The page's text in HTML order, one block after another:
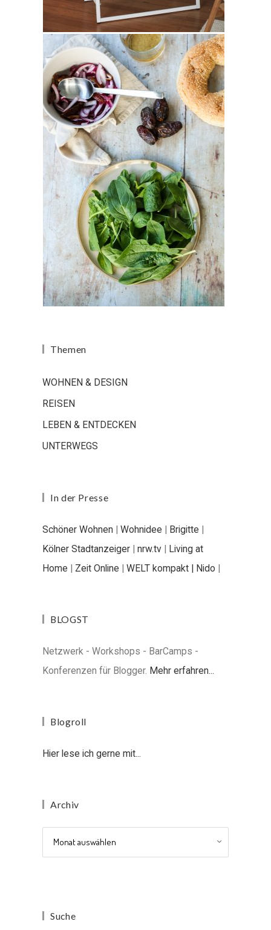
Themen
WOHNEN & DESIGN
REISEN
LEBEN & ENTDECKEN
UNTERWEGS
In der Presse
Schöner Wohnen | Wohnidee | Brigitte |
Kölner Stadtanzeiger | nrw.tv | Living at
Home | Zeit Online | WELT kompakt | Nido |
BLOGST
Netzwerk - Workshops - BarCamps -
Konferenzen für Blogger. Mehr erfahren...
Blogroll
Hier lese ich gerne mit...
Archiv
Suche